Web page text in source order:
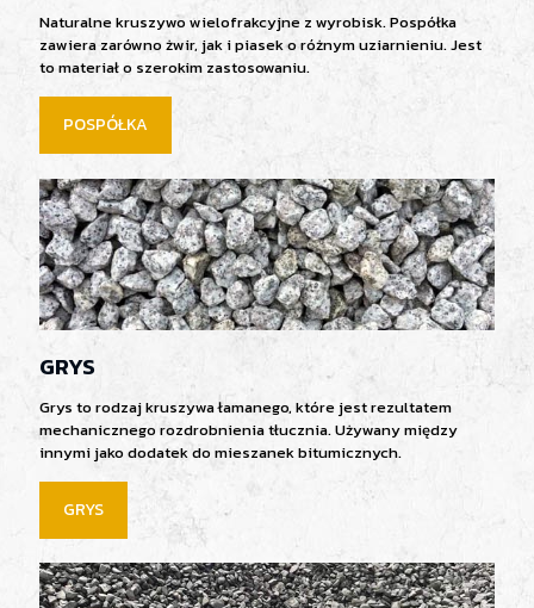
Naturalne kruszywo wielofrakcyjne z wyrobisk. Pospółka
zawiera zarówno żwir, jak i piasek o różnym uziarnieniu. Jest
to materiał o szerokim zastosowaniu.
POSPÓŁKA
GRYS
Grys to rodzaj kruszywa łamanego, które jest rezultatem
mechanicznego rozdrobnienia tłucznia. Używany między
innymi jako dodatek do mieszanek bitumicznych.
GRYS